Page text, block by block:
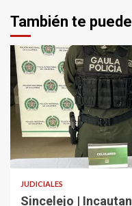
También te
2 min read
JUDICIALES
Sincelejo |